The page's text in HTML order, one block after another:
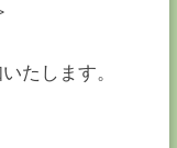
たします。